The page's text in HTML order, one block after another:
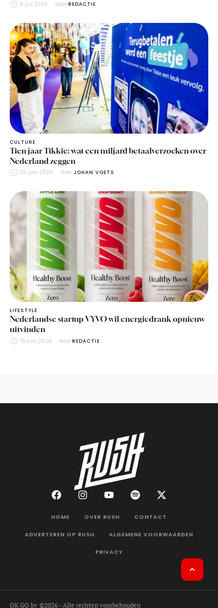
8 juli 2026 door REDACTIE
CULTURE
Tien jaar Tikkie: wat een miljard betaalverzoeken over
Nederland zeggen
25 juni 2026 door JOHAN VOETS
LIFESTYLE
Nederlandse startup VYVO wil energiedrank opnieuw
uitvinden
18 juni 2026 door REDACTIE
HOME OVER RUSH CONTACT
ADVERTEREN OP RUSH ALGEMENE VOORWAARDEN
PRIVACY
OK GO bv ©2026 - Alle rechten voorbehouden